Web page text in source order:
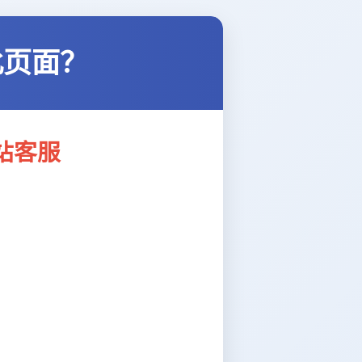
面？
客服